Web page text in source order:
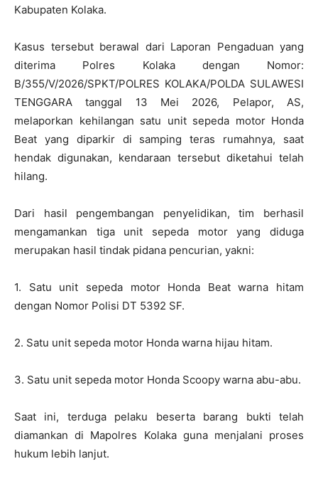
Kabupaten Kolaka.
Kasus tersebut berawal dari Laporan Pengaduan yang
diterima Polres Kolaka dengan Nomor:
B/355/V/2026/SPKT/POLRES KOLAKA/POLDA SULAWESI
TENGGARA tanggal 13 Mei 2026, Pelapor, AS,
melaporkan kehilangan satu unit sepeda motor Honda
Beat yang diparkir di samping teras rumahnya, saat
hendak digunakan, kendaraan tersebut diketahui telah
hilang.
Dari hasil pengembangan penyelidikan, tim berhasil
mengamankan tiga unit sepeda motor yang diduga
merupakan hasil tindak pidana pencurian, yakni:
1. Satu unit sepeda motor Honda Beat warna hitam
dengan Nomor Polisi DT 5392 SF.
2. Satu unit sepeda motor Honda warna hijau hitam.
3. Satu unit sepeda motor Honda Scoopy warna abu-abu.
Saat ini, terduga pelaku beserta barang bukti telah
diamankan di Mapolres Kolaka guna menjalani proses
hukum lebih lanjut.